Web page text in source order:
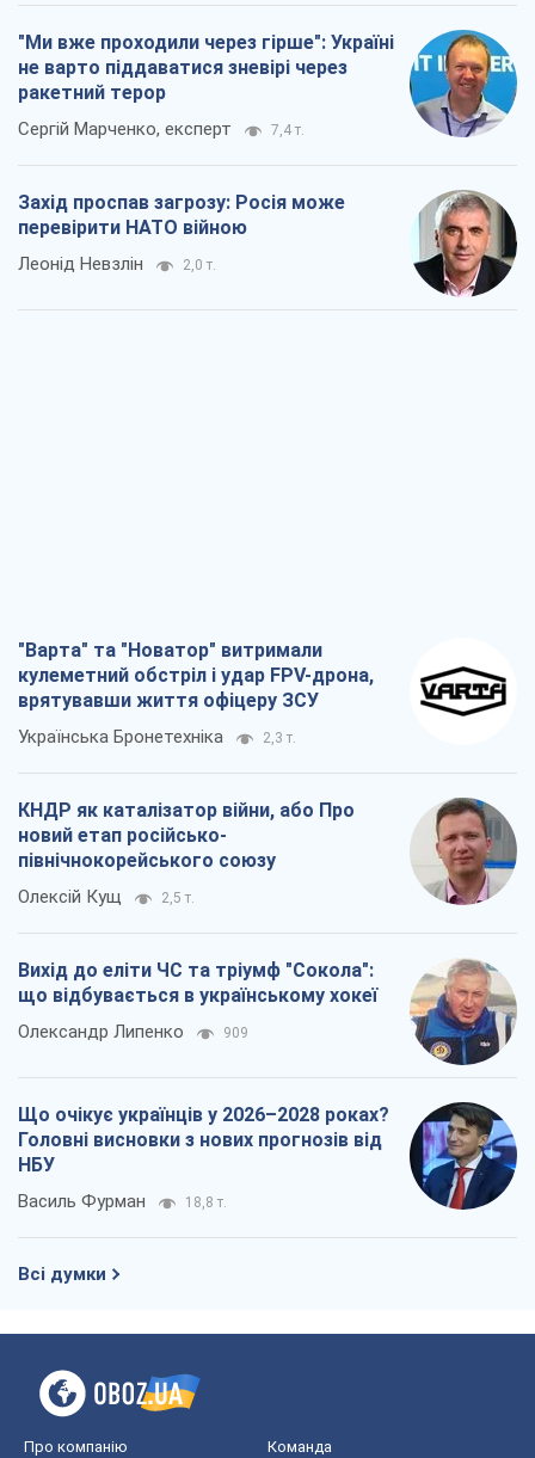
"Ми вже проходили через гірше": Україні
не варто піддаватися зневірі через
ракетний терор
Сергій Марченко, експерт 7,4 т.
Захід проспав загрозу: Росія може
перевірити НАТО війною
Леонід Невзлін 2,0 т.
"Варта" та "Новатор" витримали
кулеметний обстріл і удар FPV-дрона,
врятувавши життя офіцеру ЗСУ
Українська Бронетехніка 2,3 т.
КНДР як каталізатор війни, або Про
новий етап російсько-
північнокорейського союзу
Олексій Кущ 2,5 т.
Вихід до еліти ЧС та тріумф "Сокола":
що відбувається в українському хокеї
Олександр Липенко 909
Що очікує українців у 2026–2028 роках?
Головні висновки з нових прогнозів від
НБУ
Василь Фурман 18,8 т.
Всі думки
Про компанію Команда